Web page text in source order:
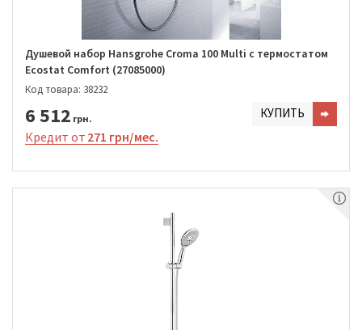
Душевой набор Hansgrohe Croma 100 Multi с термостатом
Ecostat Comfort (27085000)
Код товара: 38232
6 512 грн. КУПИТЬ
Кредит от 271 грн/мес.